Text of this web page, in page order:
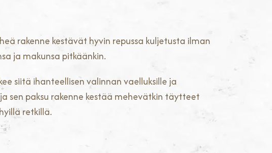
rakenne kestävät hyvin repussa kuljetusta ilman
ja makunsa pitkäänkin.
siitä ihanteellisen valinnan vaelluksille ja
sen paksu rakenne kestää mehevätkin täytteet
retkillä.